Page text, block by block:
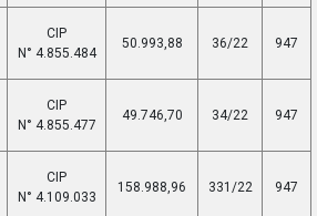
CIP
N° 4.855.484
50.993,88 36/22 947
CIP
N° 4.855.477
49.746,70 34/22 947
CIP
N° 4.109.033
158.988,96 331/22 947